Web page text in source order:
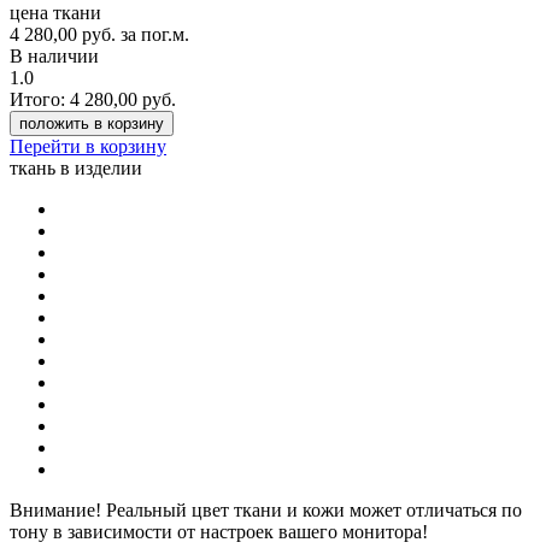
цена ткани
4 280,00 руб. за пог.м.
В наличии
1.0
Итого: 4 280,00 руб.
положить в корзину
Перейти в корзину
ткань в изделии
Внимание! Реальный цвет ткани и кожи может отличаться по
тону в зависимости от настроек вашего монитора!